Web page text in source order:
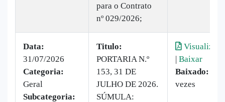
para o Contrato
nº 029/2026;
Data:
31/07/2026
Categoria:
Geral
Subcategoria:
Titulo:
PORTARIA N.º
153, 31 DE
JULHO DE 2026.
SÚMULA:
Visualizar
| Baixar
Baixado:
vezes